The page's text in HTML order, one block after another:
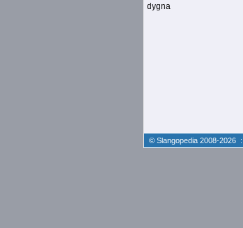
dygna
© Slangopedia 2008-2026 :